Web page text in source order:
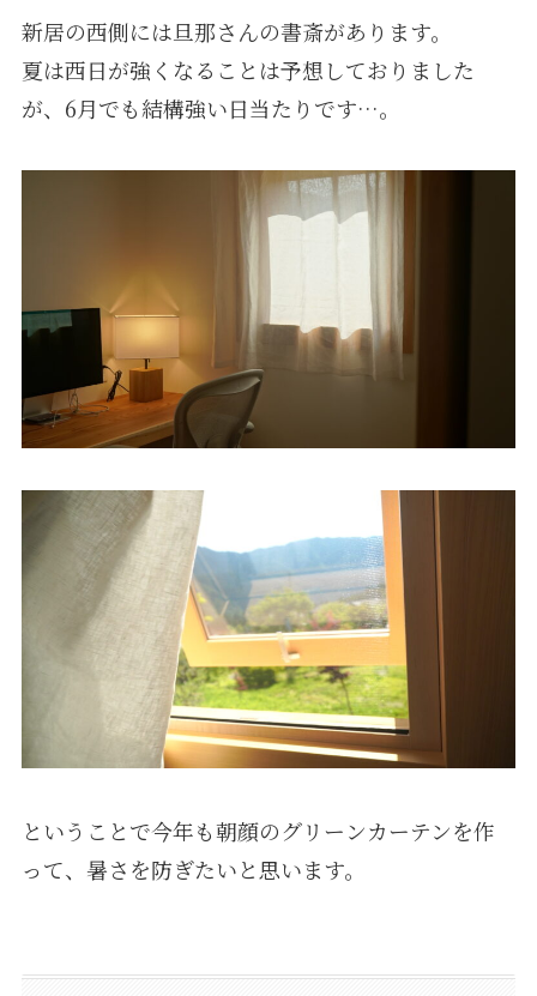
新居の西側には旦那さんの書斎があります。
夏は西日が強くなることは予想しておりました
が、6月でも結構強い日当たりです…。
ということで今年も朝顔のグリーンカーテンを作
って、暑さを防ぎたいと思います。